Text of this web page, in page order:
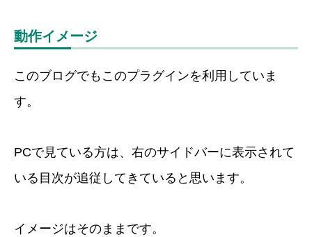
動作イメージ
このブログでもこのプラグインを利用していま
す。
PCで見ている方は、右のサイドバーに表示されて
いる目次が追従してきていると思います。
イメージはそのままです。